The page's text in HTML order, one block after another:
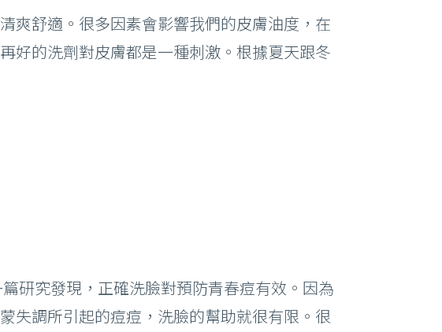
爽舒適。很多因素會影響我們的皮膚油度，在
好的洗劑對皮膚都是一種刺激。根據夏天跟冬
研究發現，正確洗臉對預防青春痘有效。因為
失調所引起的痘痘，洗臉的幫助就很有限。很